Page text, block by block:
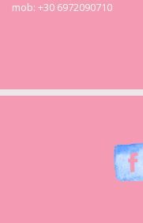
mob: +30 6972090710